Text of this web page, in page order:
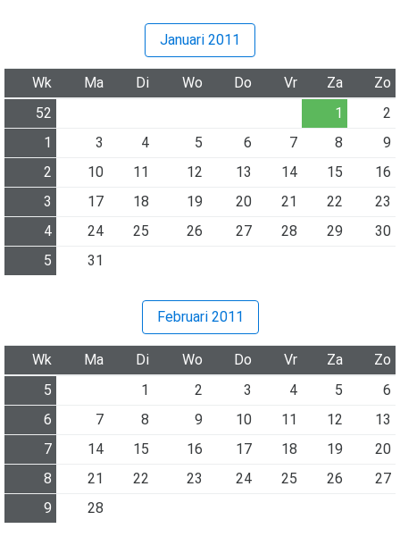
Januari 2011
Wk Ma Di Wo Do Vr Za
Zo
52
1
2
1
3 4 5 6 7 8
9
2
10 11 12 13 14 15
16
3
17 18 19 20 21 22
23
4
24 25 26 27 28 29
30
5
31
Februari 2011
Wk Ma Di Wo Do Vr Za
Zo
5
1 2 3 4 5
6
6
7 8 9 10 11 12
13
7
14 15 16 17 18 19
20
8
21 22 23 24 25 26
27
9
28